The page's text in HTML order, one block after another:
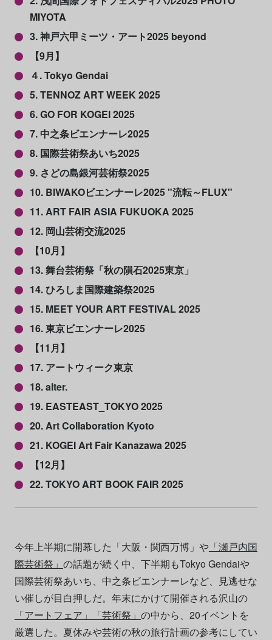
MIYOTA
3. 神戸六甲ミーツ・アート2025 beyond
【9月】
４. Tokyo Gendai
5. TENNOZ ART WEEK 2025
6. GO FOR KOGEI 2025
7. 中之条ビエンナーレ2025
8. 国際芸術祭あいち2025
9. さどの島銀河芸術祭2025
10. BIWAKOビエンナーレ2025 "流転～FLUX"
11. ART FAIR ASIA FUKUOKA 2025
12. 岡山芸術交流2025
【10月】
13. 舞台芸術祭「秋の隕石2025東京」
14. ひろしま国際建築祭2025
15. MEET YOUR ART FESTIVAL 2025
16. 東京ビエンナーレ2025
【11月】
17. アートウィーク東京
18. alter.
19. EASTEAST_TOKYO 2025
20. Art Collaboration Kyoto
21. KOGEI Art Fair Kanazawa 2025
【12月】
22. TOKYO ART BOOK FAIR 2025
今年上半期に開幕した「大阪・関西万博」や「瀬戸内国
際芸術祭」 の話題が続く中、下半期もTokyo Gendaiや
国際芸術祭あいち、中之条ビエンナーレなど、見逃せな
い催しが目白押しだ。年末にかけて開催される沢山の
「アートフェア」
「芸術祭」 の中から、20イベントを
厳選した。夏休みや芸術の秋の旅行計画の参考にしてい